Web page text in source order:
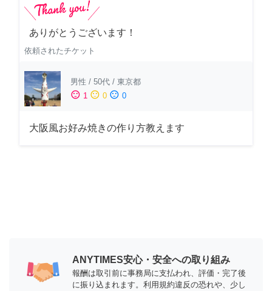
ありがとうございます！
依頼されたチケット
男性 / 50代 / 東京都
sentiment_satisfied 1 sentiment_neutral 0 sentiment_dissatisfied 0
大阪風お好み焼きの作り方教えます
ANYTIMES安心・安全への取り組み
報酬は取引前に事務局に支払われ、評価・完了後
に振り込まれます。利用規約違反の恐れや、少し